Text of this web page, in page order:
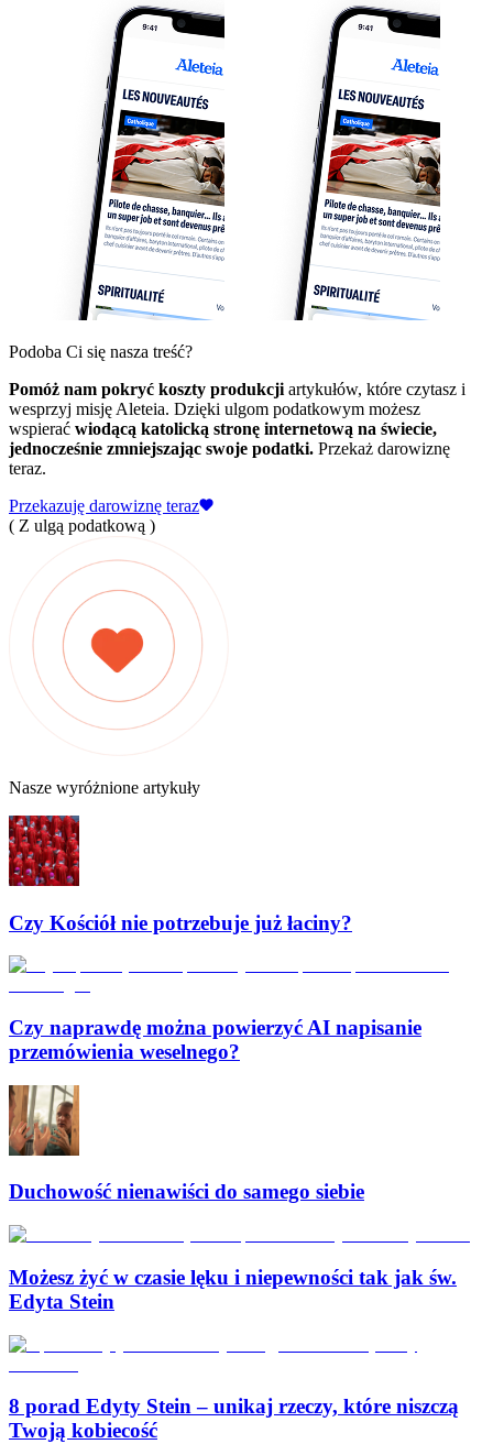
Podoba Ci się nasza treść?
Pomóż nam pokryć koszty produkcji artykułów, które czytasz i
wesprzyj misję Aleteia. Dzięki ulgom podatkowym możesz
wspierać wiodącą katolicką stronę internetową na świecie,
jednocześnie zmniejszając swoje podatki. Przekaż darowiznę
teraz.
Przekazuję darowiznę teraz
( Z ulgą podatkową )
Nasze wyróżnione artykuły
Czy Kościół nie potrzebuje już łaciny?
Czy naprawdę można powierzyć AI napisanie
przemówienia weselnego?
Duchowość nienawiści do samego siebie
Możesz żyć w czasie lęku i niepewności tak jak św.
Edyta Stein
8 porad Edyty Stein – unikaj rzeczy, które niszczą
Twoją kobiecość